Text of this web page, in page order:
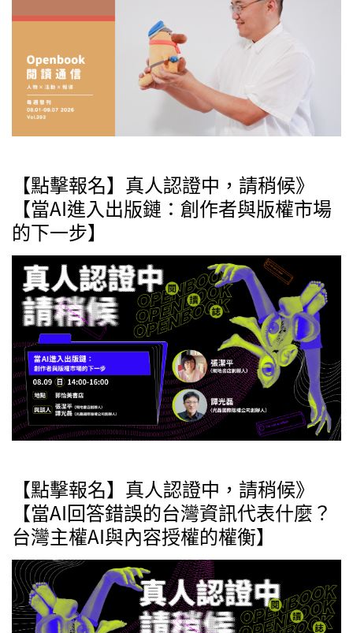
【點擊報名】真人認證中，請稍候》
【當AI進入出版鏈：創作者與版權市場
的下一步】
【點擊報名】真人認證中，請稍候》
【當AI回答錯誤的台灣資訊代表什麼？
台灣主權AI與內容授權的權衡】